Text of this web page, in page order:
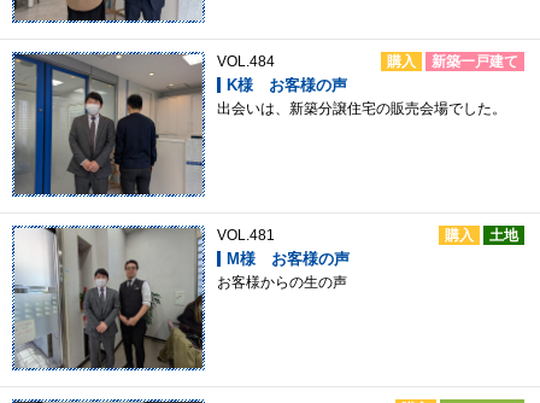
VOL.484 購入 新築一戸建て
K様 お客様の声
出会いは、新築分譲住宅の販売会場でした。
VOL.481 購入 土地
M様 お客様の声
お客様からの生の声